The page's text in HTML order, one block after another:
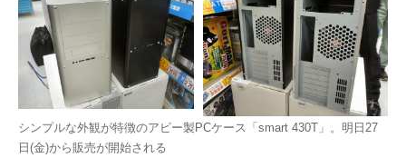
シンプルな外観が特徴のアビー製PCケース「smart 430T」。明日27
日(金)から販売が開始される